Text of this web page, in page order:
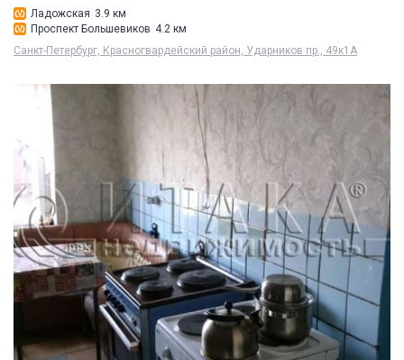
Ладожская 3.9 км
Проспект Большевиков 4.2 км
Санкт-Петербург, Красногвардейский район, Ударников пр., 49к1А